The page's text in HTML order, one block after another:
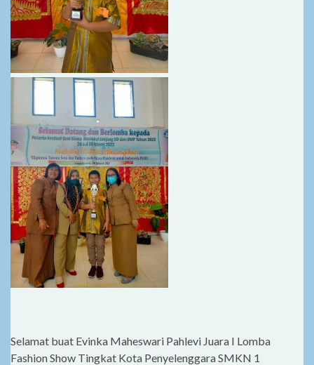
Selamat buat Evinka Maheswari Pahlevi Juara I Lomba
Fashion Show Tingkat Kota Penyelenggara SMKN 1